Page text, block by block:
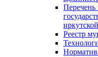
Перечень
Реестр